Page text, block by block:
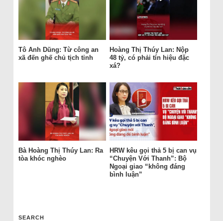
Tô Anh Dũng: Từ công an
xã đến ghế chủ tịch tỉnh
Hoàng Thị Thúy Lan: Nộp
48 tỷ, có phải tín hiệu đặc
xá?
Bà Hoàng Thị Thúy Lan: Ra
tòa khóc nghèo
HRW kêu gọi thả 5 bị can vụ
“Chuyện Với Thanh”: Bộ
Ngoại giao “không đáng
bình luận”
SEARCH